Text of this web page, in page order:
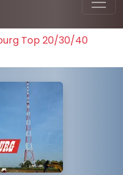
Top 20/30/40